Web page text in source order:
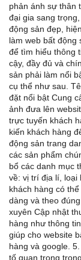
phản ánh sự thân
đại gia sang
động sản đẹp,
làm web bất động
để tìm hiểu thông
cậy, đầy đủ và
sản phải làm nổi
cụ thể như sau.
đặt nổi bật Cung
ảnh đưa lên
trực tuyến khách
kiến khách hàng
động sản trang
các sản phẩm
bổ các danh mục
về: vị trí địa lí, loại
khách hàng có
dàng và theo
xuyên Cập nhật
hàng như thông
giúp cho website
hàng và google.
tố quan trọng